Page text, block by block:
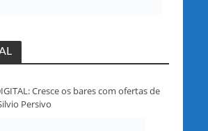
Cresce os bares com ofertas de
Persivo